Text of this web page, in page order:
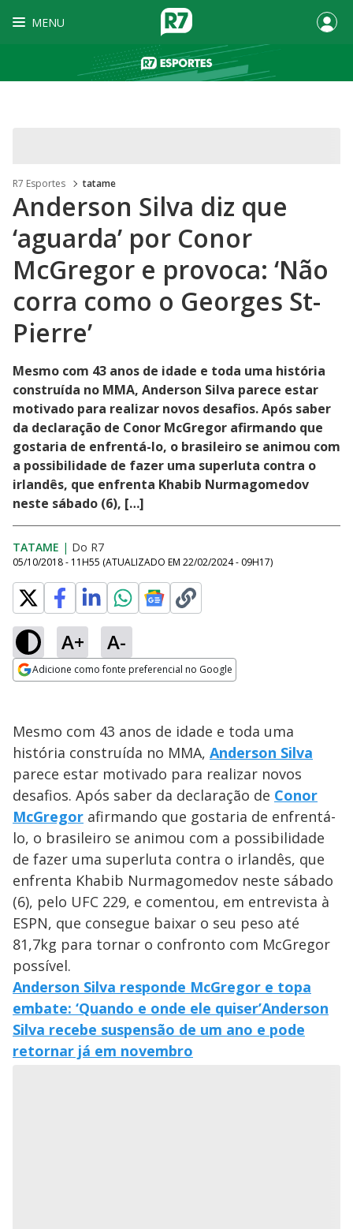
MENU
R7 Esportes tatame
Anderson Silva diz que
‘aguarda’ por Conor
McGregor e provoca: ‘Não
corra como o Georges St-
Pierre’
Mesmo com 43 anos de idade e toda uma história
construída no MMA, Anderson Silva parece estar
motivado para realizar novos desafios. Após saber
da declaração de Conor McGregor afirmando que
gostaria de enfrentá-lo, o brasileiro se animou com
a possibilidade de fazer uma superluta contra o
irlandês, que enfrenta Khabib Nurmagomedov
neste sábado (6), […]
TATAME | Do R7
05/10/2018 - 11H55 (ATUALIZADO EM 22/02/2024 - 09H17)
A+ A-
Adicione como fonte preferencial no Google
Mesmo com 43 anos de idade e toda uma
história construída no MMA, Anderson Silva
parece estar motivado para realizar novos
desafios. Após saber da declaração de Conor
McGregor afirmando que gostaria de enfrentá-
lo, o brasileiro se animou com a possibilidade
de fazer uma superluta contra o irlandês, que
enfrenta Khabib Nurmagomedov neste sábado
(6), pelo UFC 229, e comentou, em entrevista à
ESPN, que consegue baixar o seu peso até
81,7kg para tornar o confronto com McGregor
possível.
Anderson Silva responde McGregor e topa
embate: ‘Quando e onde ele quiser’Anderson
Silva recebe suspensão de um ano e pode
retornar já em novembro